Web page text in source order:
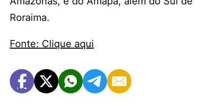
Roraima.
Fonte: Clique aqui